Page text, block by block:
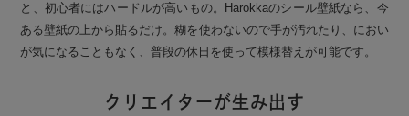
と、初心者にはハードルが高いもの。Harokkaのシール壁紙なら、今
ある壁紙の上から貼るだけ。糊を使わないので手が汚れたり、におい
が気になることもなく、普段の休日を使って模様替えが可能です。
クリエイターが生み出す